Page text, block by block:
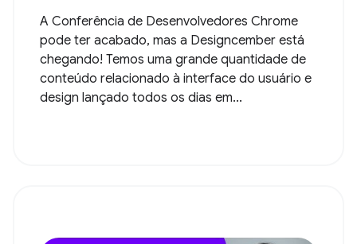
A Conferência de Desenvolvedores Chrome
pode ter acabado, mas a Designcember está
chegando! Temos uma grande quantidade de
conteúdo relacionado à interface do usuário e
design lançado todos os dias em...